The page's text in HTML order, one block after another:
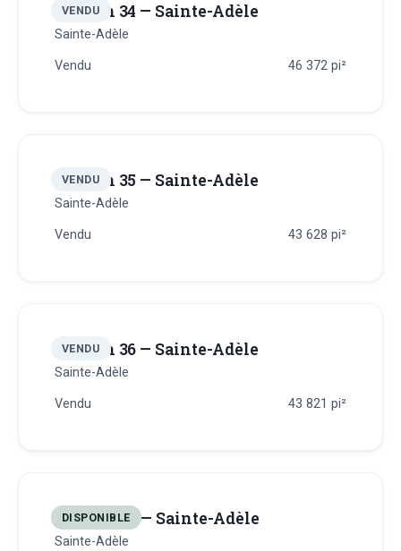
VENDU
Terrain 34 — Sainte-Adèle
Sainte-Adèle
Vendu 46 372 pi²
VENDU
Terrain 35 — Sainte-Adèle
Sainte-Adèle
Vendu 43 628 pi²
VENDU
Terrain 36 — Sainte-Adèle
Sainte-Adèle
Vendu 43 821 pi²
DISPONIBLE
Terrain 37 — Sainte-Adèle
Sainte-Adèle